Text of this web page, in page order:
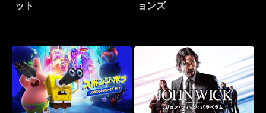
ット
ョンズ